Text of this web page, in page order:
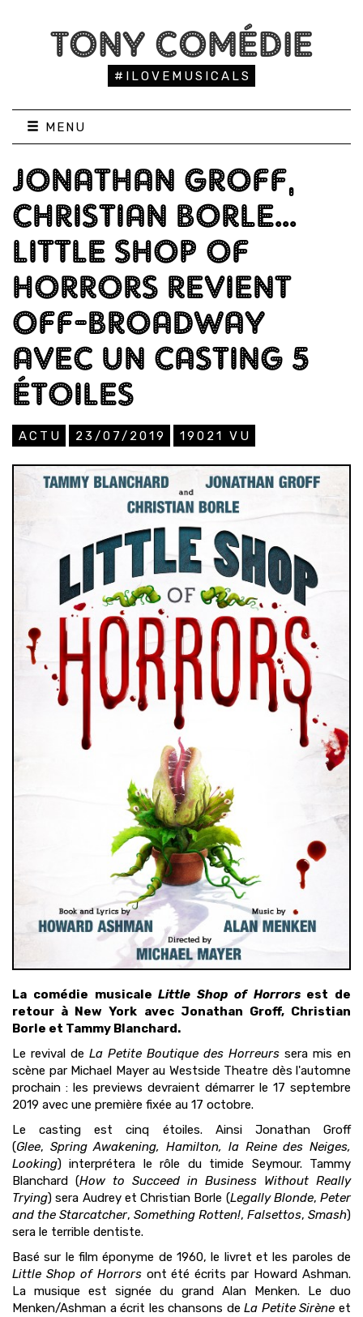
TONY COMÉDIE
#ILOVEMUSICALS
MENU
JONATHAN GROFF,
CHRISTIAN BORLE...
LITTLE SHOP OF
HORRORS REVIENT
OFF-BROADWAY
AVEC UN CASTING 5
ÉTOILES
ACTU 23/07/2019 19021 VU
La comédie musicaleLittle Shop of Horrorsest de
retour à New York avec Jonathan Groff, Christian
Borle et Tammy Blanchard.
Le revival de La Petite Boutique des Horreurs sera mis en
scène par Michael Mayer au Westside Theatre dès l'automne
prochain : les previews devraient démarrer le 17 septembre
2019 avec une première fixée au 17 octobre.
Le casting est cinq étoiles. Ainsi Jonathan Groff
(Glee, Spring Awakening, Hamilton, la Reine des Neiges,
Looking) interprétera le rôle du timide Seymour. Tammy
Blanchard (How to Succeed in Business Without Really
Trying) sera Audrey et Christian Borle (Legally Blonde, Peter
and the Starcatcher, Something Rotten!, Falsettos, Smash)
sera le terrible dentiste.
Basé sur le film éponyme de 1960, le livret et les paroles de
Little Shop of Horrorsont été écrits par Howard Ashman.
La musique est signée du grand Alan Menken. Le duo
Menken/Ashman a écrit les chansons deLa Petite Sirène et